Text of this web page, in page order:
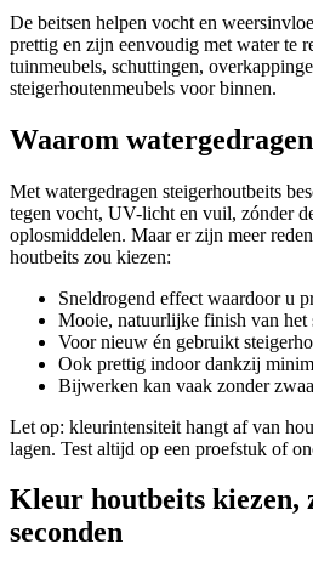
De beitsen helpen vocht en
prettig en zijn eenvoudig met water te
tuinmeubels, schuttingen,
steigerhoutenmeubels voor binnen.
Waarom
Met watergedragen steigerhoutbeits
tegen vocht, UV-licht en vuil, zónder
oplosmiddelen. Maar er zijn meer
houtbeits zou kiezen:
Sneldrogend effect waardoor u
Mooie, natuurlijke finish van het
Voor nieuw én gebruikt
Ook prettig indoor dankzij
Bijwerken kan vaak zonder
Let op: kleurintensiteit hangt af van
lagen. Test altijd op een proefstuk of
Kleur houtbeits kiezen,
seconden